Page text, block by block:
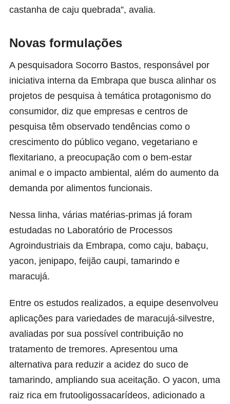
castanha de caju quebrada”, avalia.
Novas formulações
A pesquisadora Socorro Bastos, responsável por
iniciativa interna da Embrapa que busca alinhar os
projetos de pesquisa à temática protagonismo do
consumidor, diz que empresas e centros de
pesquisa têm observado tendências como o
crescimento do público vegano, vegetariano e
flexitariano, a preocupação com o bem-estar
animal e o impacto ambiental, além do aumento da
demanda por alimentos funcionais.
Nessa linha, várias matérias-primas já foram
estudadas no Laboratório de Processos
Agroindustriais da Embrapa, como caju, babaçu,
yacon, jenipapo, feijão caupi, tamarindo e
maracujá.
Entre os estudos realizados, a equipe desenvolveu
aplicações para variedades de maracujá-silvestre,
avaliadas por sua possível contribuição no
tratamento de tremores. Apresentou uma
alternativa para reduzir a acidez do suco de
tamarindo, ampliando sua aceitação. O yacon, uma
raiz rica em frutooligossacarídeos, adicionado a